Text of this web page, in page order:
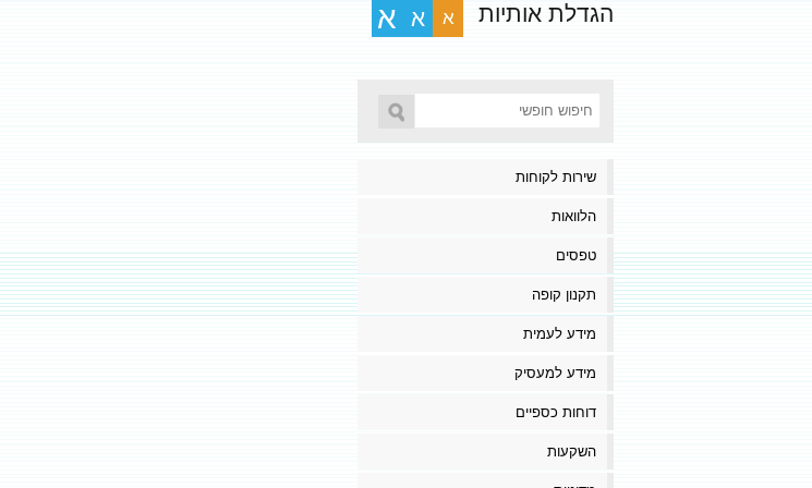
הגדלת אותיות א א א
שירות לקוחות
הלוואות
טפסים
תקנון קופה
מידע לעמית
מידע למעסיק
דוחות כספיים
השקעות